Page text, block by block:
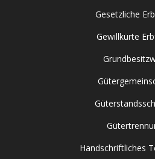
Gesetzliche
Gewillkürte
Handschriftliches